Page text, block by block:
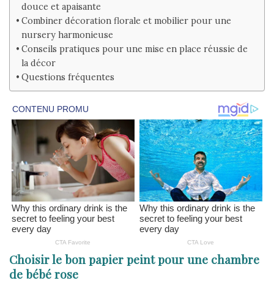
douce et apaisante
Combiner décoration florale et mobilier pour une
nursery harmonieuse
Conseils pratiques pour une mise en place réussie de
la décor
Questions fréquentes
Choisir le bon papier peint pour une chambre
de bébé rose